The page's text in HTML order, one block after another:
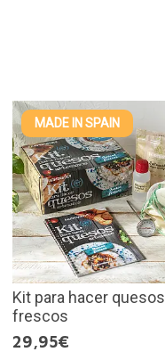
MADE IN SPAIN
Kit para hacer quesos
frescos
29,95€